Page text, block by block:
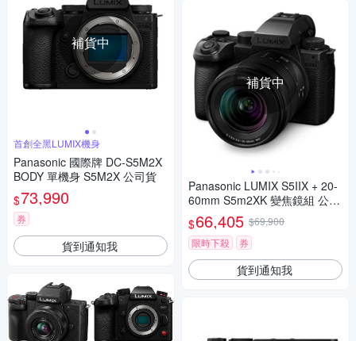
補貨中
首創全黑LUMIX機身
Panasonic 國際牌 DC-S5M2X
BODY 單機身 S5M2X 公司貨
$73,990
券
貨到通知我
補貨中
Panasonic LUMIX S5IIX + 20-
60mm S5m2XK 變焦鏡組 公司
貨 DC-S5M2XK
$66,405 $69,900
限時下殺
券
貨到通知我